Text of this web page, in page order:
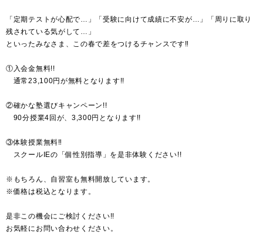
「定期テストが心配で…」「受験に向けて成績に不安が…」「周りに取り
残されている気がして…」
といったみなさま、この春で差をつけるチャンスです‼
①入会金無料!!
通常23,100円が無料となります!!
②確かな塾選びキャンペーン!!
90分授業4回が、3,300円となります!!
③体験授業無料‼
スクールIEの「個性別指導」を是非体験ください!!
※もちろん、自習室も無料開放しています。
※価格は税込となります。
是非この機会にご検討ください!!
お気軽にお問い合わせください。